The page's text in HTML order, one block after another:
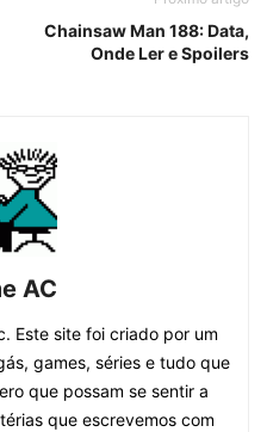
Chainsaw Man 188: Data,
Onde Ler e Spoilers
AC
Este site foi criado por um
games, séries e tudo que
que possam se sentir a
que escrevemos com